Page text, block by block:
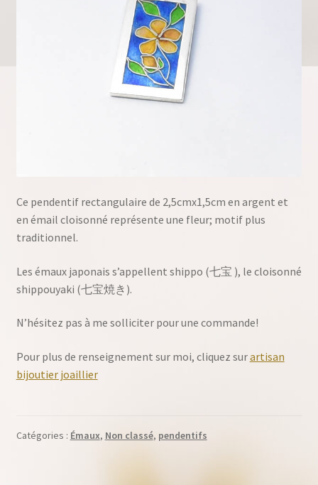
Ce pendentif rectangulaire de 2,5cmx1,5cm en argent et
en émail cloisonné représente une fleur; motif plus
traditionnel.
Les émaux japonais s’appellent shippo (七宝 ), le cloisonné
shippouyaki (七宝焼き).
N’hésitez pas à me solliciter pour une commande!
Pour plus de renseignement sur moi, cliquez surartisan
bijoutier joaillier
Catégories : Émaux, Non classé, pendentifs